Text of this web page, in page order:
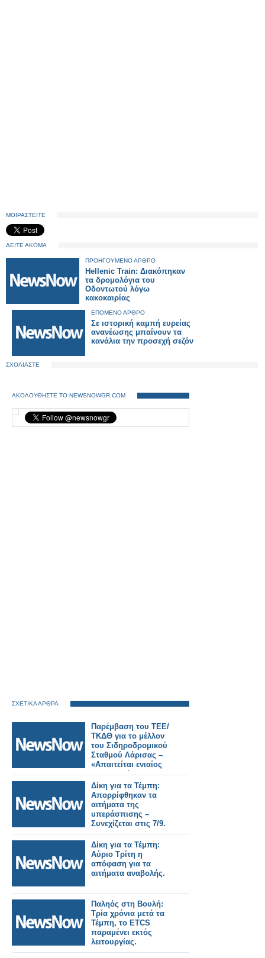
ΜΟΙΡΑΣΤΕΙΤΕ
ΔΕΙΤΕ ΑΚΟΜΑ
ΠΡΟΗΓΟΥΜΕΝΟ ΑΡΘΡΟ
Hellenic Train: Διακόπηκαν
τα δρομολόγια του
Οδοντωτού λόγω
κακοκαιρίας
ΕΠΟΜΕΝΟ ΑΡΘΡΟ
Σε ιστορική καμπή ευρείας
ανανέωσης μπαίνουν τα
κανάλια την προσεχή σεζόν
ΣΧΟΛΙΑΣΤΕ
ΑΚΟΛΟΥΘΗΣΤΕ ΤΟ NEWSNOWGR.COM
ΣΧΕΤΙΚΑ ΑΡΘΡΑ
Παρέμβαση του ΤΕΕ/
ΤΚΔΘ για το μέλλον
του Σιδηροδρομικού
Σταθμού Λάρισας –
«Απαιτείται ενιαίος
σχεδιασμός για την
πόλη».
Δίκη για τα Τέμπη:
Απορρίφθηκαν τα
αιτήματα της
υπεράσπισης –
Συνεχίζεται στις 7/9.
Δίκη για τα Τέμπη:
Αύριο Τρίτη η
απόφαση για τα
αιτήματα αναβολής.
Παληός στη Βουλή:
Τρία χρόνια μετά τα
Τέμπη, το ETCS
παραμένει εκτός
λειτουργίας.